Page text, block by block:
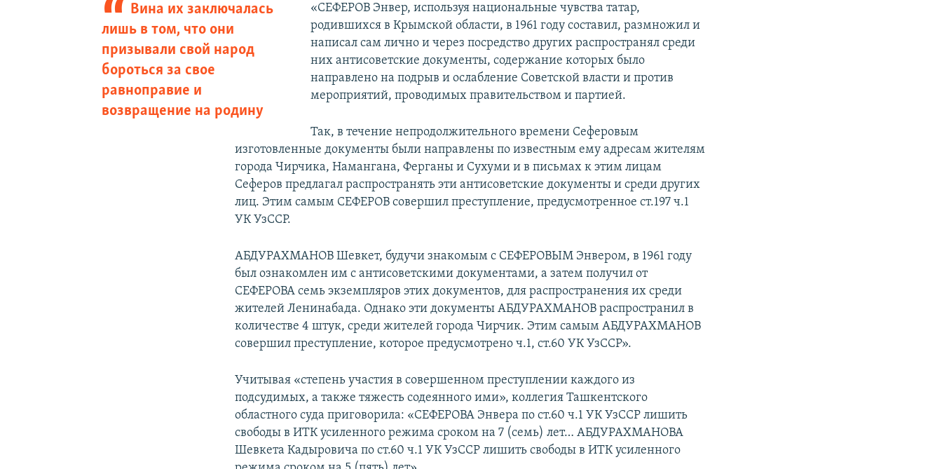
Вина их заключалась
лишь в том, что они
призывали свой народ
бороться за свое
равноправие и
возвращение на родину
«СЕФЕРОВ Энвер, используя национальные чувства татар,
родившихся в Крымской области, в 1961 году составил, размножил и
написал сам лично и через посредство других распространял среди
них антисоветские документы, содержание которых было
направлено на подрыв и ослабление Советской власти и против
мероприятий, проводимых правительством и партией.
Так, в течение непродолжительного времени Сеферовым
изготовленные документы были направлены по известным ему адресам жителям
города Чирчика, Намангана, Ферганы и Сухуми и в письмах к этим лицам
Сеферов предлагал распространять эти антисоветские документы и среди других
лиц. Этим самым СЕФЕРОВ совершил преступление, предусмотренное ст.197 ч.1
УК УзССР.
АБДУРАХМАНОВ Шевкет, будучи знакомым с СЕФЕРОВЫМ Энвером, в 1961 году
был ознакомлен им с антисоветскими документами, а затем получил от
СЕФЕРОВА семь экземпляров этих документов, для распространения их среди
жителей Ленинабада. Однако эти документы АБДУРАХМАНОВ распространил в
количестве 4 штук, среди жителей города Чирчик. Этим самым АБДУРАХМАНОВ
совершил преступление, которое предусмотрено ч.1, ст.60 УК УзССР».
Учитывая «степень участия в совершенном преступлении каждого из
подсудимых, а также тяжесть содеянного ими», коллегия Ташкентского
областного суда приговорила: «СЕФЕРОВА Энвера по ст.60 ч.1 УК УзССР лишить
свободы в ИТК усиленного режима сроком на 7 (семь) лет… АБДУРАХМАНОВА
Шевкета Кадыровича по ст.60 ч.1 УК УзССР лишить свободы в ИТК усиленного